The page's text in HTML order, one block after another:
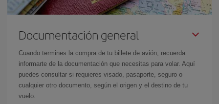
Documentación general
Cuando termines la compra de tu billete de avión, recuerda
informarte de la documentación que necesitas para volar. Aquí
puedes consultar si requieres visado, pasaporte, seguro o
cualquier otro documento, según el origen y el destino de tu
vuelo.